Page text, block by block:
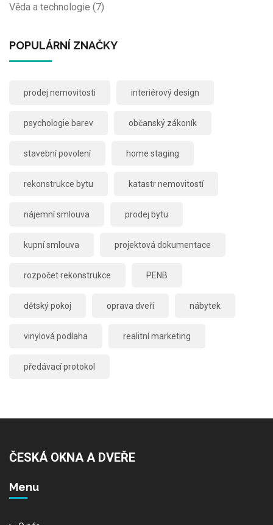
Věda a technologie (7)
POPULÁRNÍ ZNAČKY
prodej nemovitosti interiérový design
psychologie barev občanský zákoník
stavební povolení home staging
rekonstrukce bytu katastr nemovitostí
nájemní smlouva prodej bytu
kupní smlouva projektová dokumentace
rozpočet rekonstrukce PENB
dětský pokoj oprava dveří nábytek
vinylová podlaha realitní marketing
předávací protokol
ČESKÁ OKNA A DVEŘE
Menu